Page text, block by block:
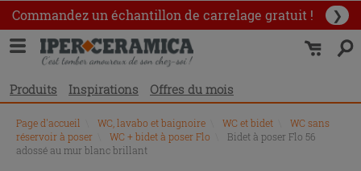
Commandez un échantillon de carrelage gratuit ! ❯
Produits Inspirations Offres du mois
Page d'accueil WC, lavabo et baignoire WC et bidet
WC sans
réservoir à poser
WC + bidet à poser Flo
Bidet à poser Flo 56
adossé au mur blanc brillant